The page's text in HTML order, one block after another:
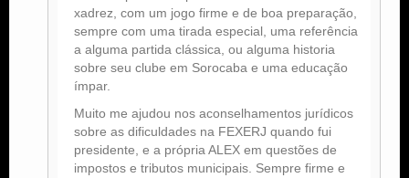
xadrez, com um jogo firme e de boa preparação,
sempre com uma tirada especial, uma referência
a alguma partida clássica, ou alguma historia
sobre seu clube em Sorocaba e uma educação
ímpar.
Muito me ajudou nos aconselhamentos jurídicos
sobre as dificuldades na FEXERJ quando fui
presidente, e a própria ALEX em questões de
impostos e tributos municipais. Sempre firme e